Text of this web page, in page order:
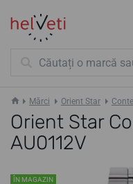
Mărci Orient Star
Orient Star
AU0112V
ÎN MAGAZIN